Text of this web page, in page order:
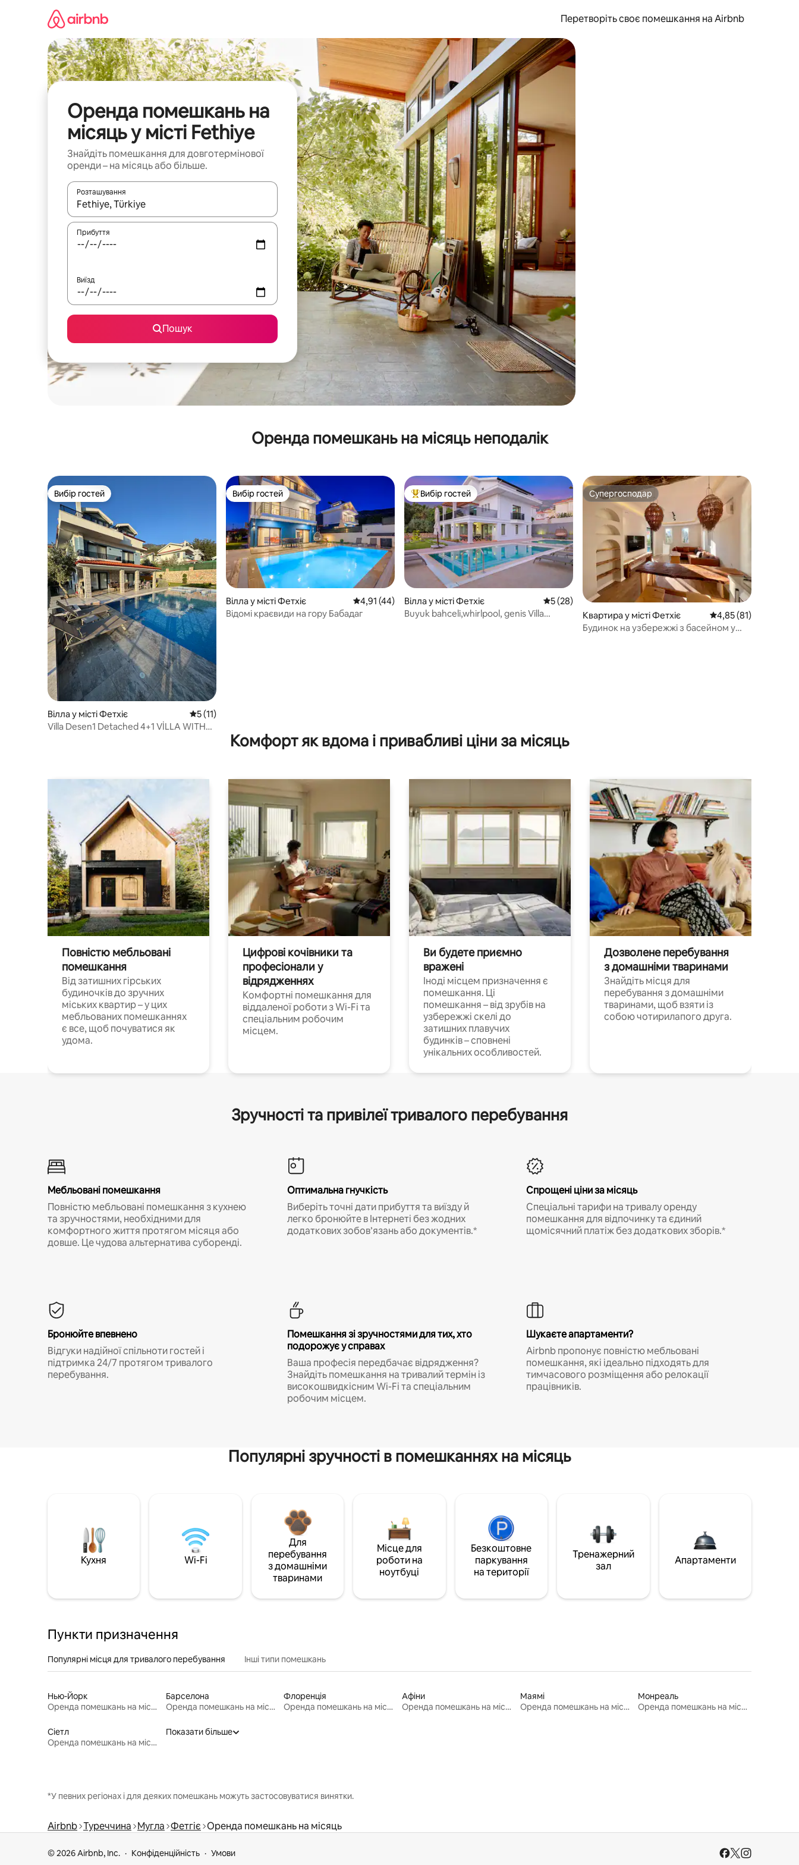
Перетворіть своє помешкання на Airbnb
Оренда помешкань на
місяць у місті Fethiye
Знайдіть помешкання для довготермінової
оренди – на місяць або більше.
Розташування
Отримавши результати пошуку, використовуйте для навігації сторінкою клавіші зі стрілками вгору та вниз або жести дотику та гортання.
Прибуття
Виїзд
Пошук
Оренда помешкань на місяць неподалік
Вибір гостей
Вибір гостей
Вілла у місті Фетхіє Середня оцінка: 5 з 5, відгуки: 11
5 (11)
Villa Desen1 Detached 4+1 VİLLA WITH
Вибір гостей
Вибір гостей
Вілла у місті Фетхіє Середня оцінка: 4,91 з 5, відгуки: 44
4,91 (44)
Відомі краєвиди на гору Бабадаг
Топ вибір гостей
Вибір гостей
Вілла у місті Фетхіє Середня оцінка: 5 з 5, відгуки: 28
5 (28)
Buyuk bahceli,whirlpool, genis Villa
Супергосподар
Супергосподар
Квартира у місті Фетхіє Середня оцінка: 4,85
4,85 (81)
Будинок на узбережжі з басейном у
Комфорт як вдома і привабливі ціни за місяць
Повністю мебльовані
помешкання
Від затишних гірських
будиночків до зручних
міських квартир – у цих
мебльованих помешканнях
є все, щоб почуватися як
удома.
Цифрові кочівники та
професіонали у
відрядженнях
Комфортні помешкання для
віддаленої роботи з Wi-Fi та
спеціальним робочим
місцем.
Ви будете приємно
вражені
Іноді місцем призначення є
помешкання. Ці
помешкання – від зрубів на
узбережжі скелі до
затишних плавучих
будинків – сповнені
унікальних особливостей.
Дозволене перебування
з домашніми тваринами
Знайдіть місця для
перебування з домашніми
тваринами, щоб взяти із
собою чотирилапого друга.
Зручності та привілеї тривалого перебування
Мебльовані помешкання
Повністю мебльовані помешкання з кухнею
та зручностями, необхідними для
комфортного життя протягом місяця або
довше. Це чудова альтернатива суборенді.
Оптимальна гнучкість
Виберіть точні дати прибуття та виїзду й
легко бронюйте в Інтернеті без жодних
додаткових зобов’язань або документів.*
Спрощені ціни за місяць
Спеціальні тарифи на тривалу оренду
помешкання для відпочинку та єдиний
щомісячний платіж без додаткових зборів.*
Бронюйте впевнено
Відгуки надійної спільноти гостей і
підтримка 24/7 протягом тривалого
перебування.
Помешкання зі зручностями для тих, хто
подорожує у справах
Ваша професія передбачає відрядження?
Знайдіть помешкання на тривалий термін із
високошвидкісним Wi-Fi та спеціальним
робочим місцем.
Шукаєте апартаменти?
Airbnb пропонує повністю мебльовані
помешкання, які ідеально підходять для
тимчасового розміщення або релокації
працівників.
Популярні зручності в помешканнях на місяць
Кухня Wi-Fi
Для
перебування
з домашніми
тваринами
Місце для
роботи на
ноутбуці
Безкоштовне
паркування
на території
Тренажерний
зал
Апартаменти
Пункти призначення
Популярні місця для тривалого перебування Інші типи помешкань
Нью-Йорк
Оренда помешкань на місяць
Барселона
Оренда помешкань на місяць
Флоренція
Оренда помешкань на місяць
Афіни
Оренда помешкань на місяць
Маямі
Оренда помешкань на місяць
Монреаль
Оренда помешкань на місяць
Сіетл
Оренда помешкань на місяць
Показати більше
*У певних регіонах і для деяких помешкань можуть застосовуватися винятки.
Airbnb Туреччина Мугла Фетгіє Оренда помешкань на місяць
© 2026 Airbnb, Inc. Конфіденційність Умови